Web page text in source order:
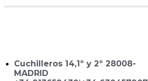
Cuchilleros 14,1º y 2º 28008-
MADRID